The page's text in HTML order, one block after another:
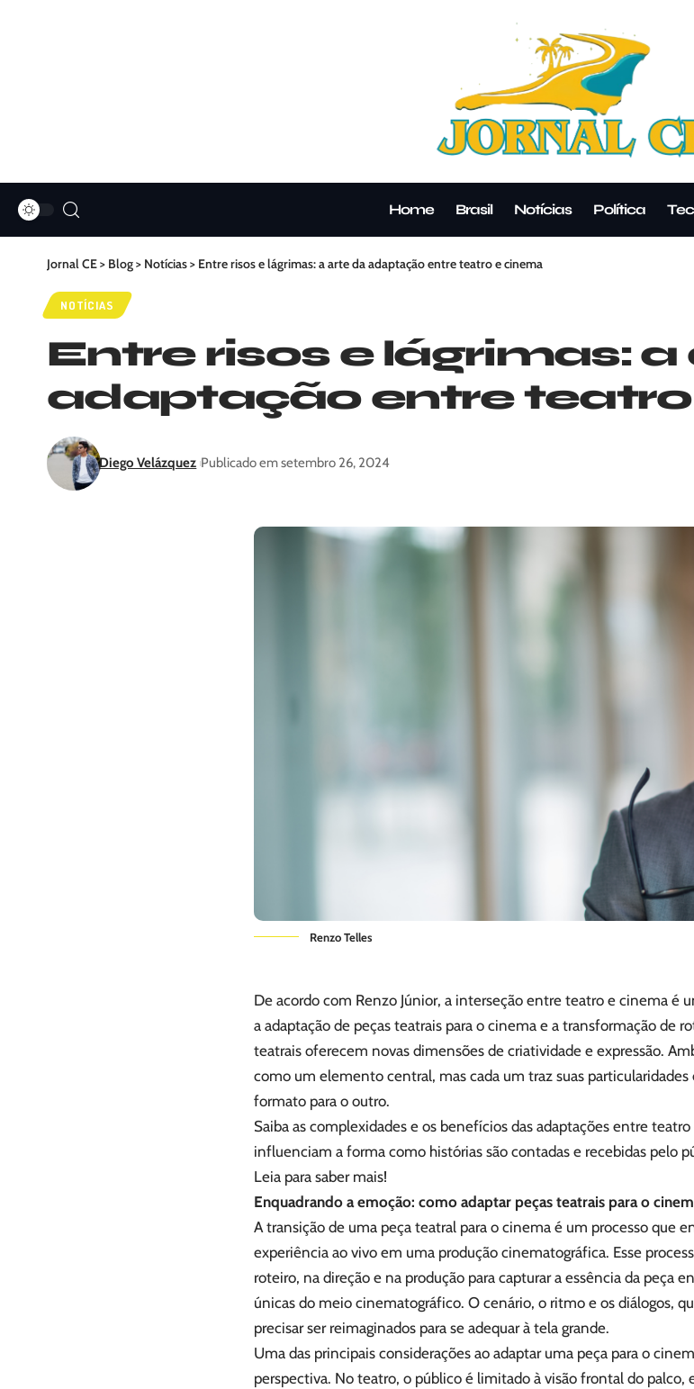
Home Brasil Notícias Política
Jornal CE> Blog> Notícias> Entre risos e lágrimas: a arte da adaptação entre teatro e cinema
NOTÍCIAS
Entre risos e lágrimas:
adaptação entre
Diego Velázquez Publicado em setembro 26, 2024
Renzo Telles
De acordo com Renzo Júnior, a interseção entre teatro e cinema é
a adaptação de peças teatrais para o cinema e a transformação de
teatrais oferecem novas dimensões de criatividade e expressão.
como um elemento central, mas cada um traz suas particularidades
formato para o outro.
Saiba as complexidades e os benefícios das adaptações entre
influenciam a forma como histórias são contadas e recebidas pelo
Leia para saber mais!
Enquadrando a emoção: como adaptar peças teatrais para o
A transição de uma peça teatral para o cinema é um processo que
experiência ao vivo em uma produção cinematográfica. Esse
roteiro, na direção e na produção para capturar a essência da peça
únicas do meio cinematográfico. O cenário, o ritmo e os diálogos,
precisar ser reimaginados para se adequar à tela grande.
Uma das principais considerações ao adaptar uma peça para o
perspectiva. No teatro, o público é limitado à visão frontal do